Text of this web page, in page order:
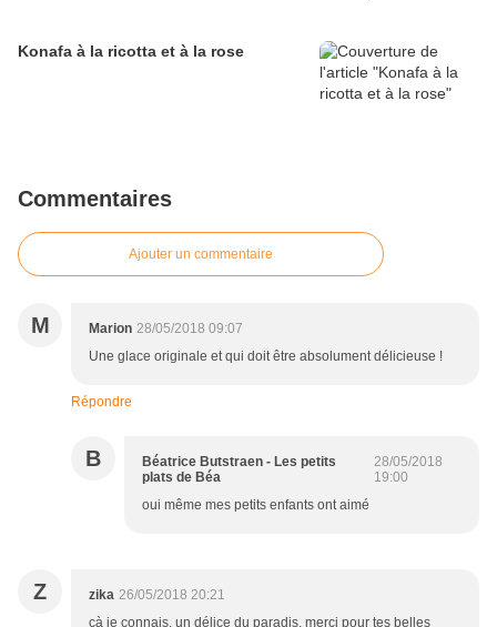
Konafa à la ricotta et à la rose
Commentaires
Ajouter un commentaire
M Marion 28/05/2018 09:07
Une glace originale et qui doit être absolument délicieuse !
Répondre
B
Béatrice Butstraen - Les petits
plats de Béa
28/05/2018
19:00
oui même mes petits enfants ont aimé
Z zika 26/05/2018 20:21
çà je connais, un délice du paradis, merci pour tes belles